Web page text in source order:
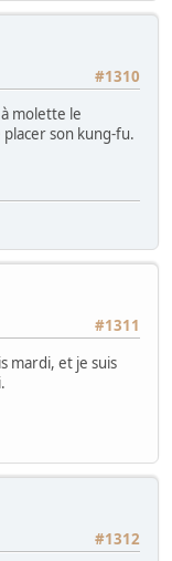
#1310
molette le
son kung-fu.
#1311
mardi, et je suis
#1312